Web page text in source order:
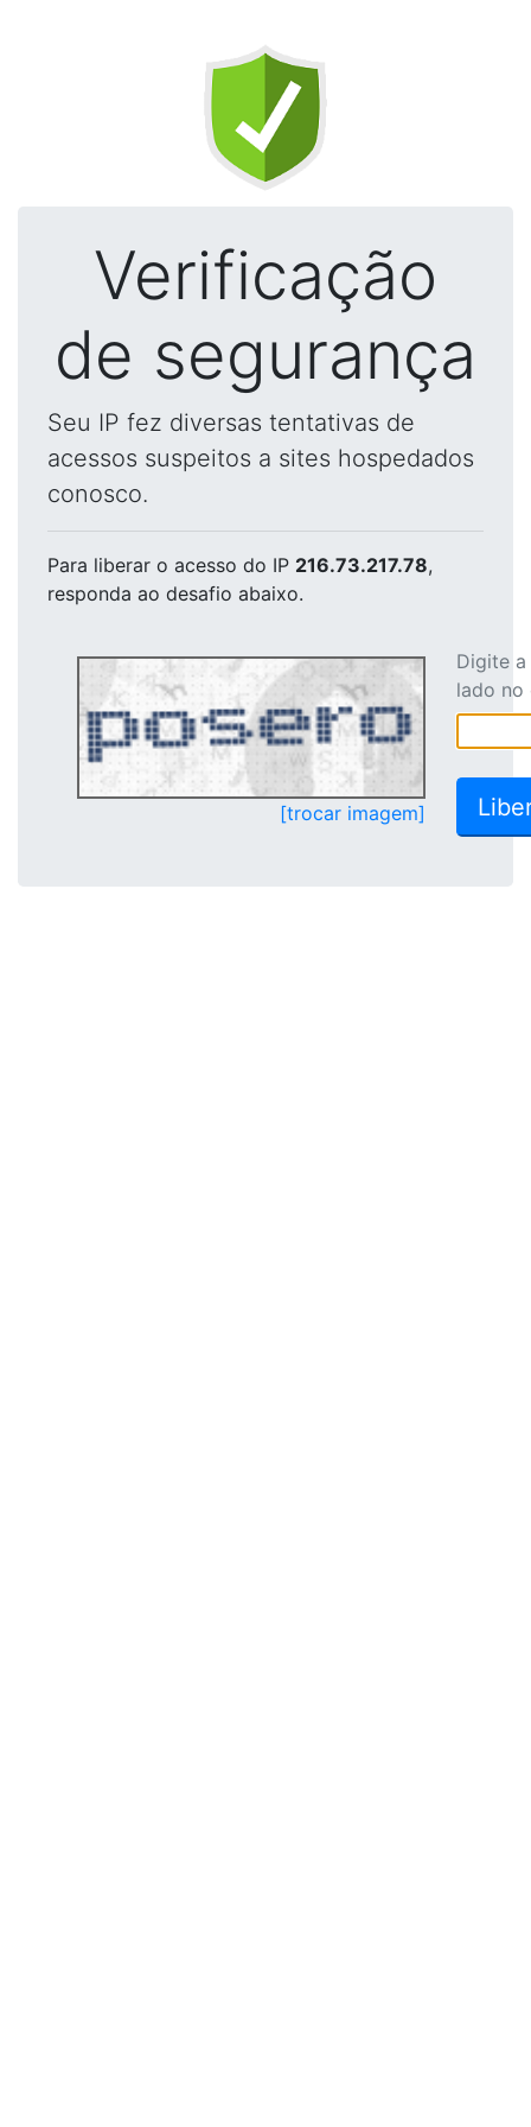
Verificação
de segurança
Seu IP fez diversas tentativas de
acessos suspeitos a sites hospedados
conosco.
Para liberar o acesso do IP 216.73.217.78,
responda ao desafio abaixo.
[trocar imagem]
Digite
lado no